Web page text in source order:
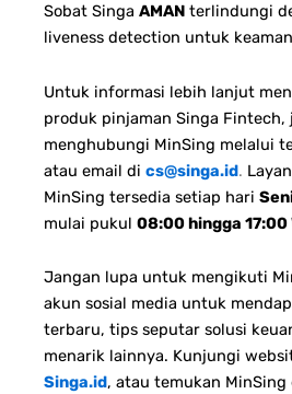
Sobat Singa AMAN terlindungi
liveness detection untuk
Untuk informasi lebih lanjut
produk pinjaman Singa
menghubungi MinSing melalui
atau email di cs@singa.id.
MinSing tersedia setiap hari
mulai pukul 08:00 hingga 17:00
Jangan lupa untuk mengikuti
akun sosial media untuk
terbaru, tips seputar solusi
menarik lainnya. Kunjungi
Singa.id, atau temukan